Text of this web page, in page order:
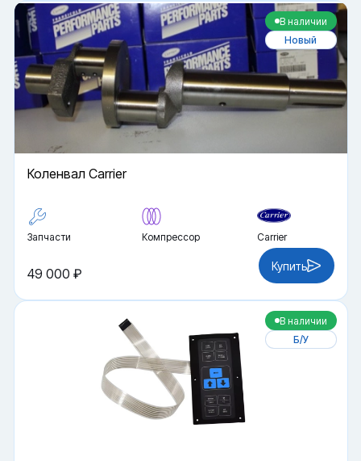
В наличии
Новый
Коленвал Carrier
Запчасти Компрессор Carrier
49 000 ₽ Купить
В наличии
Б/У